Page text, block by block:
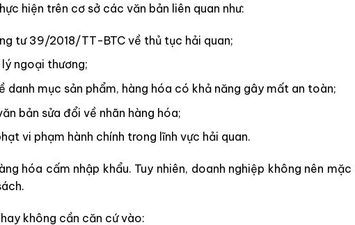
hiện trên cơ sở các văn bản liên quan như:
tư 39/2018/TT-BTC về thủ tục hải quan;
ngoại thương;
danh mục sản phẩm, hàng hóa có khả năng gây mất an toàn;
bản sửa đổi về nhãn hàng hóa;
vi phạm hành chính trong lĩnh vực hải quan.
hóa cấm nhập khẩu. Tuy nhiên, doanh nghiệp không nên mặc
không cần căn cứ vào: